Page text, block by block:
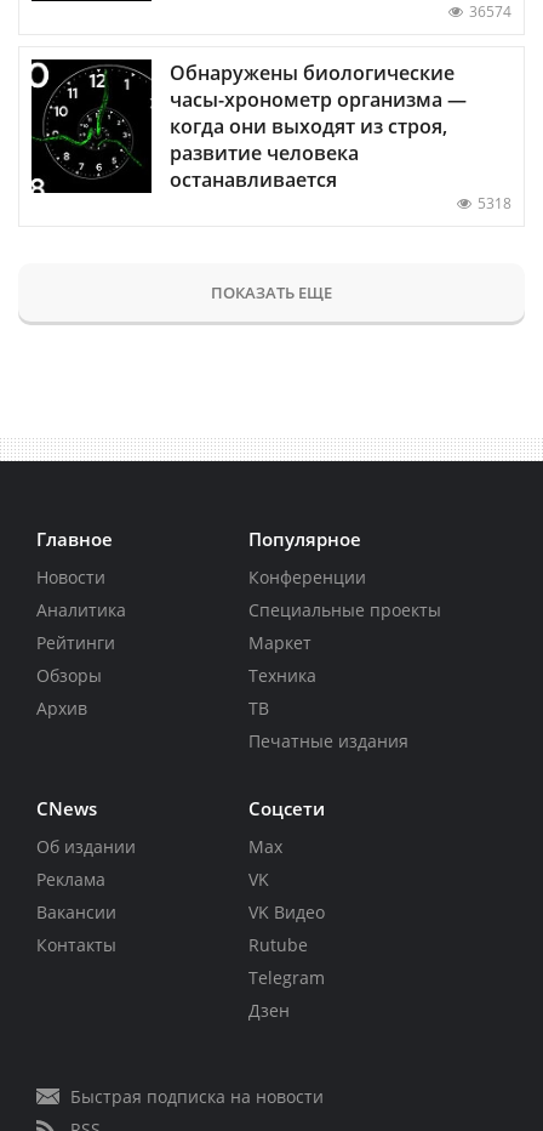
36574
Обнаружены биологические
часы-хронометр организма —
когда они выходят из строя,
развитие человека
останавливается
5318
ПОКАЗАТЬ ЕЩЕ
Главное
Новости
Аналитика
Рейтинги
Обзоры
Архив
Популярное
Конференции
Специальные проекты
Маркет
Техника
ТВ
Печатные издания
CNews
Об издании
Реклама
Вакансии
Контакты
Соцсети
Max
VK
VK Видео
Rutube
Telegram
Дзен
Быстрая подписка на новости